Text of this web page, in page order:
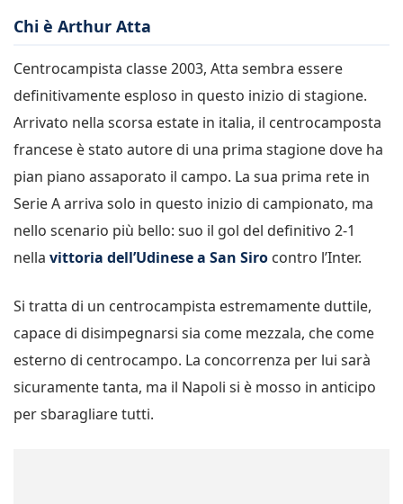
Chi è Arthur Atta
Centrocampista classe 2003, Atta sembra essere
definitivamente esploso in questo inizio di stagione.
Arrivato nella scorsa estate in italia, il centrocamposta
francese è stato autore di una prima stagione dove ha
pian piano assaporato il campo. La sua prima rete in
Serie A arriva solo in questo inizio di campionato, ma
nello scenario più bello: suo il gol del definitivo 2-1
nella vittoria dell’Udinese a San Siro contro l’Inter.
Si tratta di un centrocampista estremamente duttile,
capace di disimpegnarsi sia come mezzala, che come
esterno di centrocampo. La concorrenza per lui sarà
sicuramente tanta, ma il Napoli si è mosso in anticipo
per sbaragliare tutti.